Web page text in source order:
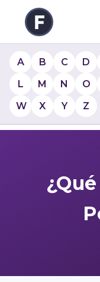
A B C D
L
M N O
W
X Y Z